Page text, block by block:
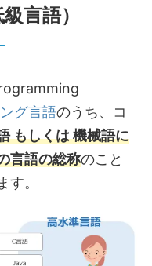
言語）
グ言語のうち、コ
もしくは 機械語に
言語の総称のこと
。